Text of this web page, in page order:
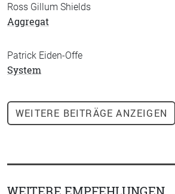
Ross Gillum Shields
Aggregat
Patrick Eiden-Offe
System
WEITERE BEITRÄGE ANZEIGEN